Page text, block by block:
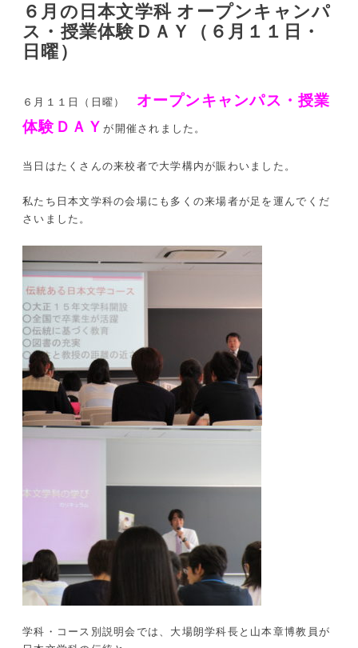
６月の日本文学科 オープンキャンパ
ス・授業体験ＤＡＹ（６月１１日・
日曜）
６月１１日（日曜） オープンキャンパス・授業
体験ＤＡＹが開催されました。
当日はたくさんの来校者で大学構内が賑わいました。
私たち日本文学科の会場にも多くの来場者が足を運んでくだ
さいました。
学科・コース別説明会では、大場朗学科長と山本章博教員が